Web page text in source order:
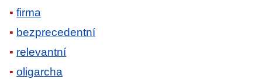
firma
bezprecedentní
relevantní
oligarcha